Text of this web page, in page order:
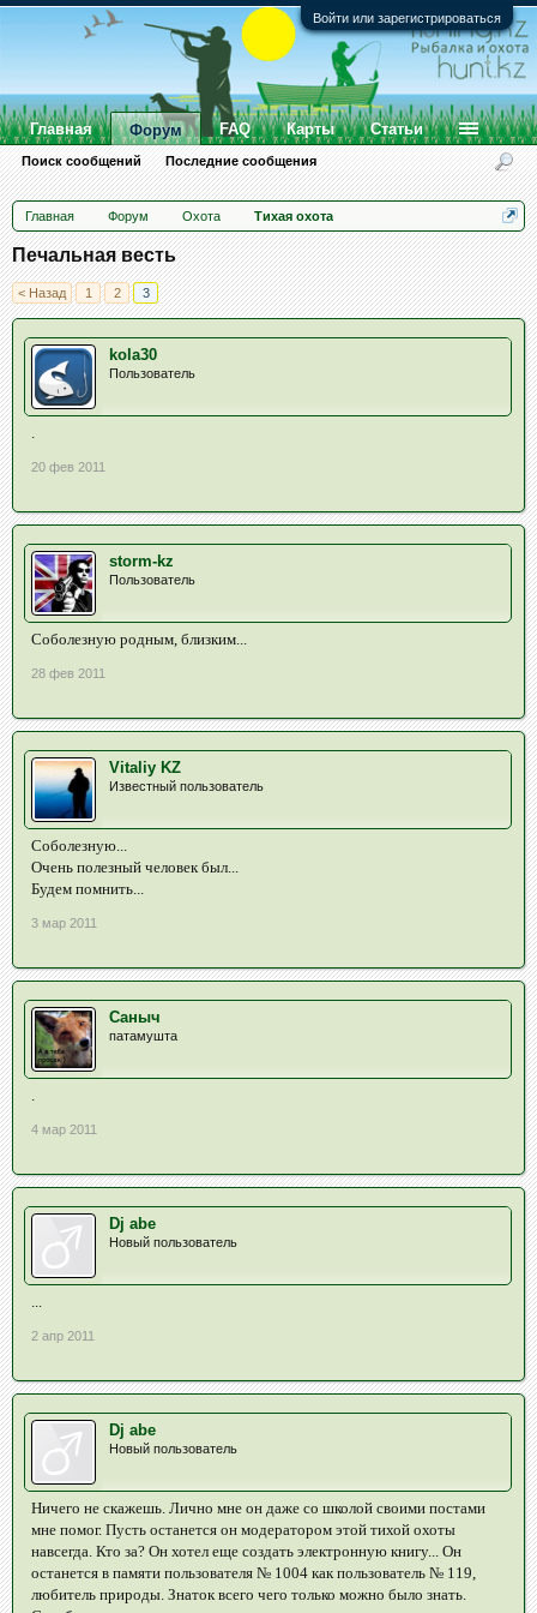
Войти или зарегистрироваться
Главная Форум Охота Тихая охота
Печальная весть
< Назад 1 2 3
kola30
Пользователь
.
20 фев 2011
storm-kz
Пользователь
Соболезную родным, близким...
28 фев 2011
Vitaliy KZ
Известный пользователь
Соболезную...
Очень полезный человек был...
Будем помнить...
3 мар 2011
Саныч
патамушта
.
4 мар 2011
Dj abe
Новый пользователь
...
2 апр 2011
Dj abe
Новый пользователь
Ничего не скажешь. Лично мне он даже со школой своими постами
мне помог. Пусть останется он модератором этой тихой охоты
навсегда. Кто за? Он хотел еще создать электронную книгу... Он
останется в памяти пользователя № 1004 как пользователь № 119,
любитель природы. Знаток всего чего только можно было знать.
Главная Форум
Поиск сообщений Последние сообщения
FAQ Карты Статьи